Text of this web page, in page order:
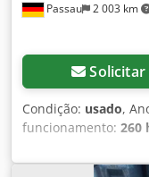
Passau 2 003 km
Solicitar
Condição: usado,
funcionamento: 260
novo): Muito bom
conformidade com